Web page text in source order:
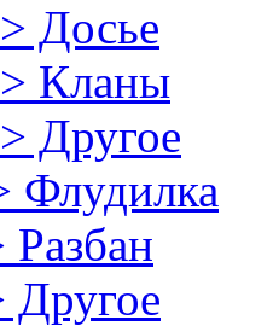
Досье
Кланы
Другое
Флудилка